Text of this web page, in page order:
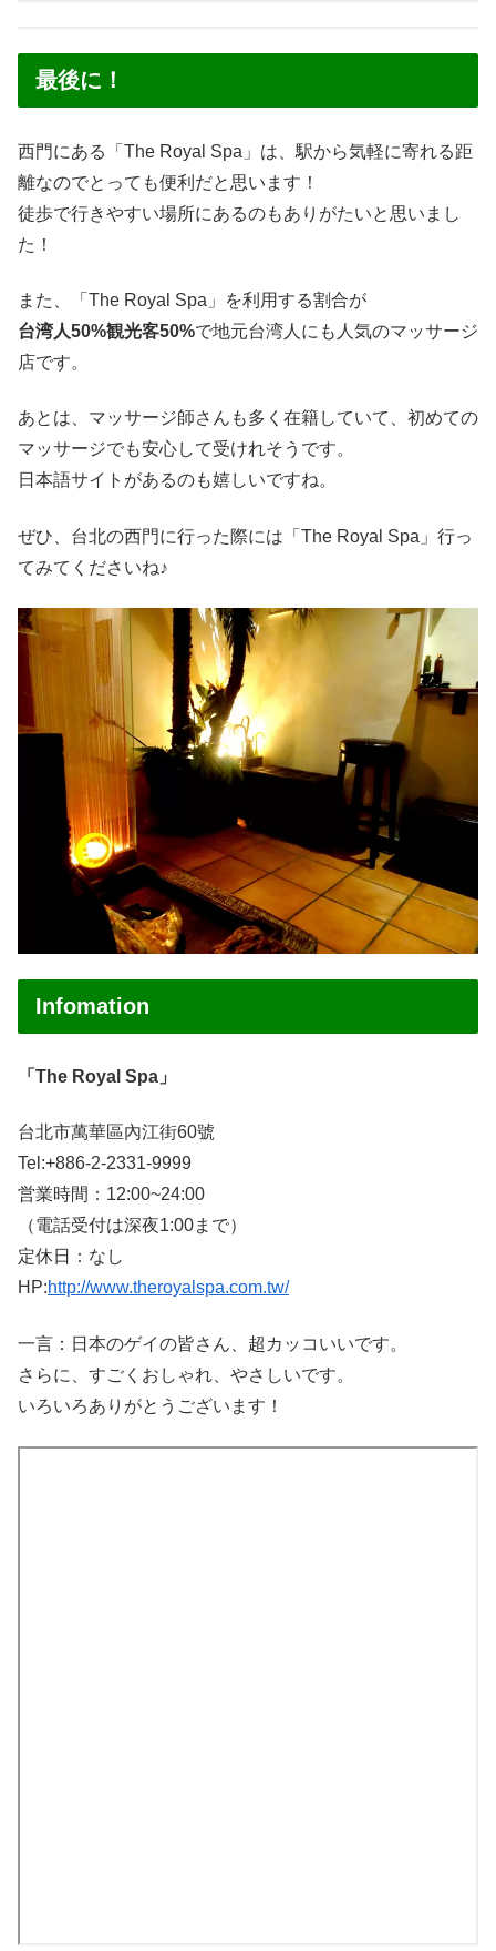
最後に！
西門にある「The Royal Spa」は、駅から気軽に寄れる距
離なのでとっても便利だと思います！
徒歩で行きやすい場所にあるのもありがたいと思いまし
た！
また、「The Royal Spa」を利用する割合が
台湾人50%観光客50%で地元台湾人にも人気のマッサージ
店です。
あとは、マッサージ師さんも多く在籍していて、初めての
マッサージでも安心して受けれそうです。
日本語サイトがあるのも嬉しいですね。
ぜひ、台北の西門に行った際には「The Royal Spa」行っ
てみてくださいね♪
Infomation
「The Royal Spa」
台北市萬華區內江街60號
Tel:+886-2-2331-9999
営業時間：12:00~24:00
（電話受付は深夜1:00まで）
定休日：なし
HP:http://www.theroyalspa.com.tw/
一言：日本のゲイの皆さん、超カッコいいです。
さらに、すごくおしゃれ、やさしいです。
いろいろありがとうございます！